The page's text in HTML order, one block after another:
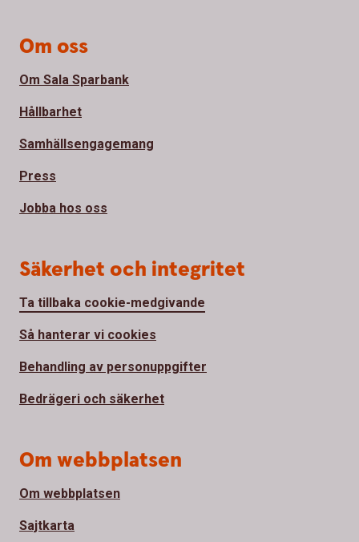
Om oss
Om Sala Sparbank
Hållbarhet
Samhällsengagemang
Press
Jobba hos oss
Säkerhet och integritet
Ta tillbaka cookie-medgivande
Så hanterar vi cookies
Behandling av personuppgifter
Bedrägeri och säkerhet
Om webbplatsen
Om webbplatsen
Sajtkarta